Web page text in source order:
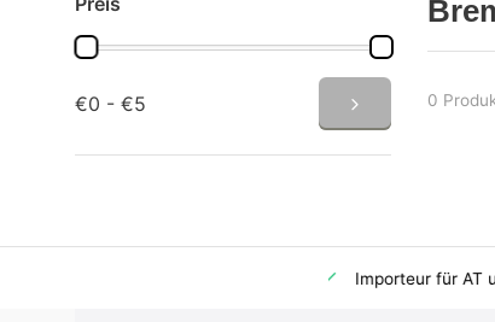
€0 - €5 0
Fahrzeuge auf